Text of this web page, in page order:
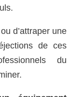
d’attraper une
de ces
du